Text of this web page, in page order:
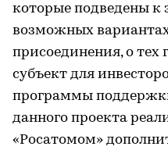
которые подведены к
возможных
присоединения, о тех
субъект для
программы
данного проекта
«Росатомом»